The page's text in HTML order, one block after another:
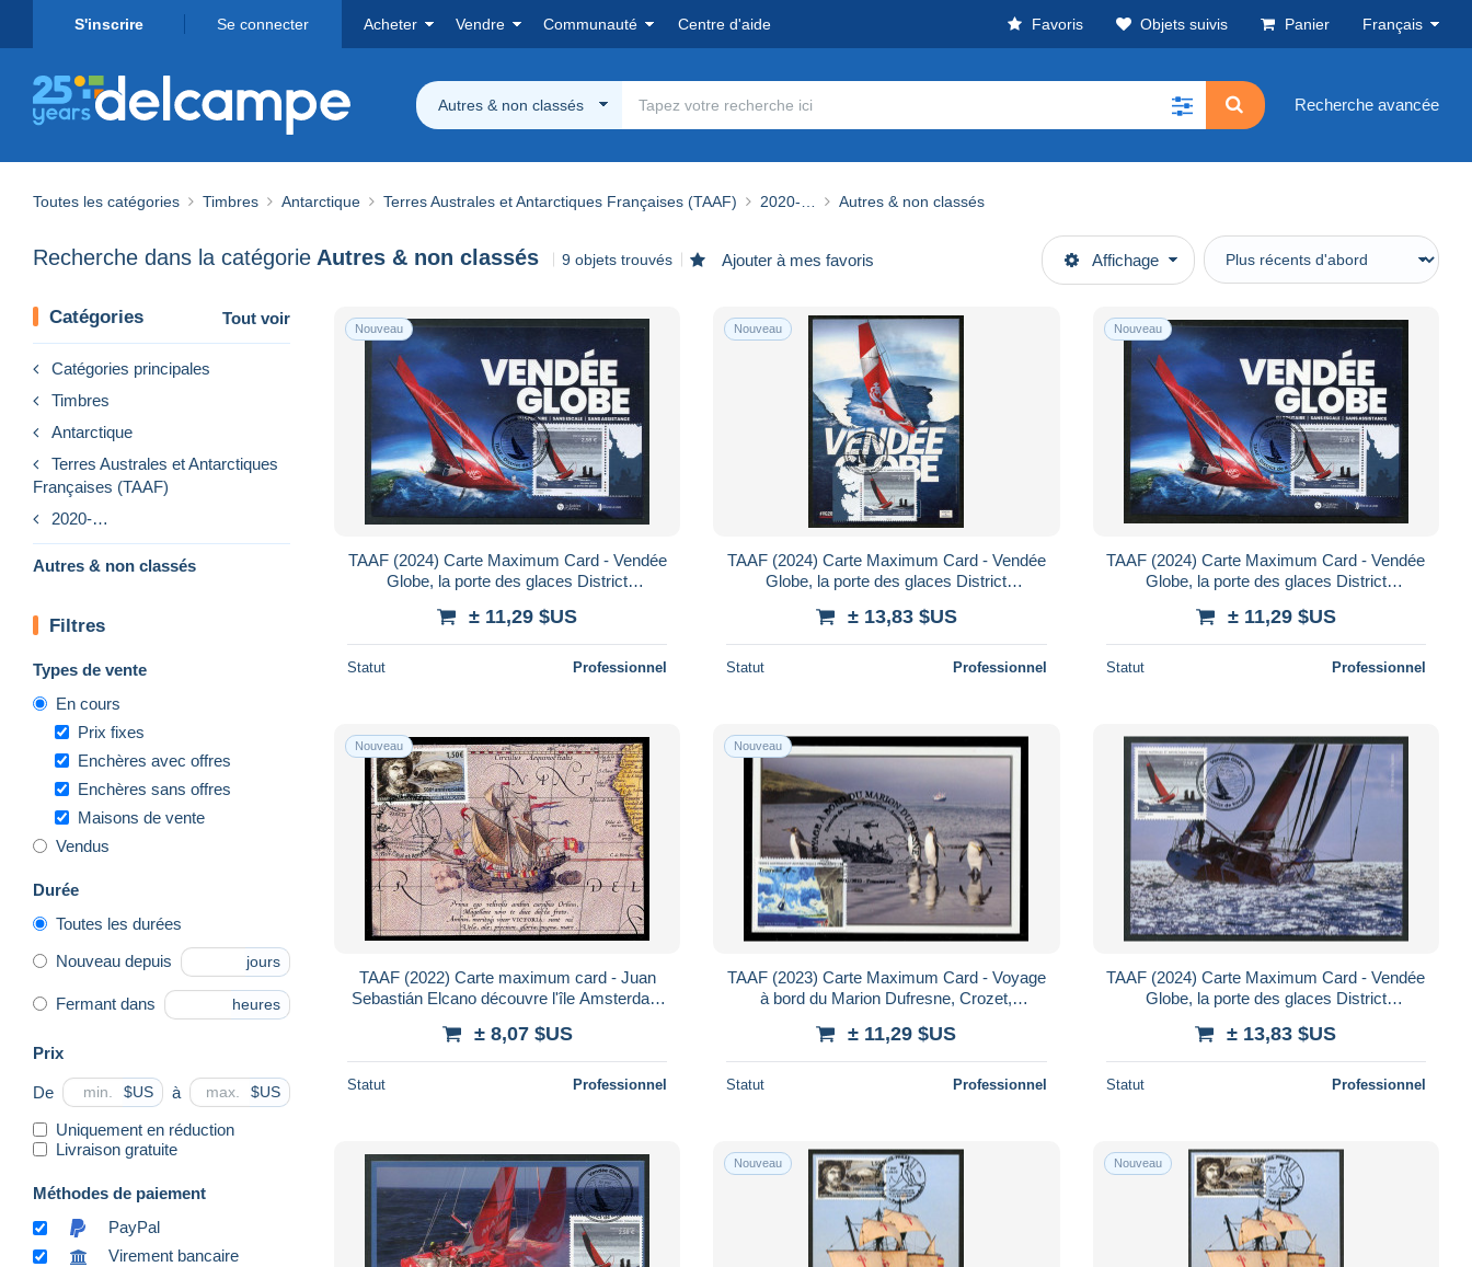
S'inscrire Se connecter Acheter Vendre Communauté Centre d'aide Favoris Objets suivis Panier Français
Autres & non classés Recherche avancée
Toutes les catégories Timbres Antarctique Terres Australes et Antarctiques Françaises (TAAF) 2020-… Autres & non classés
Recherche dans la catégorie Autres & non classés 9 objets trouvés Ajouter à mes favoris Affichage
Catégories Tout voir
Catégories principales
Timbres
Antarctique
Terres Australes et Antarctiques
Françaises (TAAF)
2020-…
Autres & non classés
Filtres
Types de vente
En cours
Prix fixes
Enchères avec offres
Enchères sans offres
Maisons de vente
Vendus
Durée
Toutes les durées
Nouveau depuis jours
Fermant dans heures
Prix
De $US à $US
Uniquement en réduction
Livraison gratuite
Méthodes de paiement
PayPal
Virement bancaire
Nouveau
TAAF (2024) Carte Maximum Card - Vendée
Globe, la porte des glaces District
± 11,29 $US
Statut Professionnel
Nouveau
TAAF (2024) Carte Maximum Card - Vendée
Globe, la porte des glaces District
± 13,83 $US
Statut Professionnel
Nouveau
TAAF (2024) Carte Maximum Card - Vendée
Globe, la porte des glaces District
± 11,29 $US
Statut Professionnel
Nouveau
TAAF (2022) Carte maximum card - Juan
Sebastián Elcano découvre l'île Amsterdam
± 8,07 $US
Statut Professionnel
Nouveau
TAAF (2023) Carte Maximum Card - Voyage
à bord du Marion Dufresne, Crozet,
± 11,29 $US
Statut Professionnel
TAAF (2024) Carte Maximum Card - Vendée
Globe, la porte des glaces District
± 13,83 $US
Statut Professionnel
Nouveau Nouveau